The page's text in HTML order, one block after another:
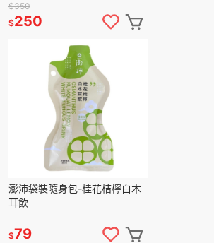
$350
$250
澎沛袋裝隨身包-桂花桔檸白木
耳飲
$79